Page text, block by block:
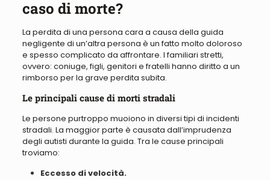
caso di morte?
La perdita di una persona cara a causa della guida
negligente di un’altra persona è un fatto molto doloroso
e spesso complicato da affrontare. I familiari stretti,
ovvero: coniuge, figli, genitori e fratelli hanno diritto a un
rimborso per la grave perdita subita.
Le principali cause di morti stradali
Le persone purtroppo muoiono in diversi tipi di incidenti
stradali. La maggior parte è causata dall’imprudenza
degli autisti durante la guida. Tra le cause principali
troviamo:
Eccesso di velocità.